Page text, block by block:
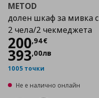
METOD
долен шкаф за мивка с
2 чела/2 чекмеджета
200,94€
Цена
393,00лв
1005 точки
Не е налично онлайн